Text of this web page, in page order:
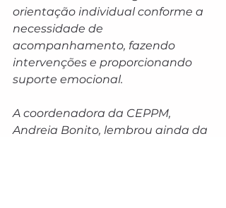
orientação individual conforme a
necessidade de
acompanhamento, fazendo
intervenções e proporcionando
suporte emocional.
A coordenadora da CEPPM,
Andreia Bonito, lembrou ainda da